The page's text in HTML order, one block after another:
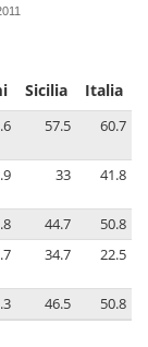
Sicilia Italia
57.5 60.7
33 41.8
44.7
50.8
34.7 22.5
46.5 50.8